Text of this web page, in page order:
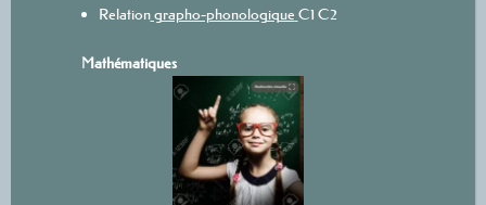
Relationgrapho-phonologique C1 C2
Mathématiques